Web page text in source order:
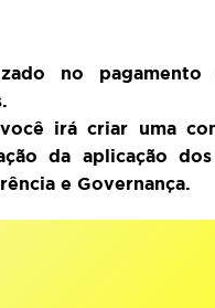
no
irá criar uma
da aplicação
e Governança.